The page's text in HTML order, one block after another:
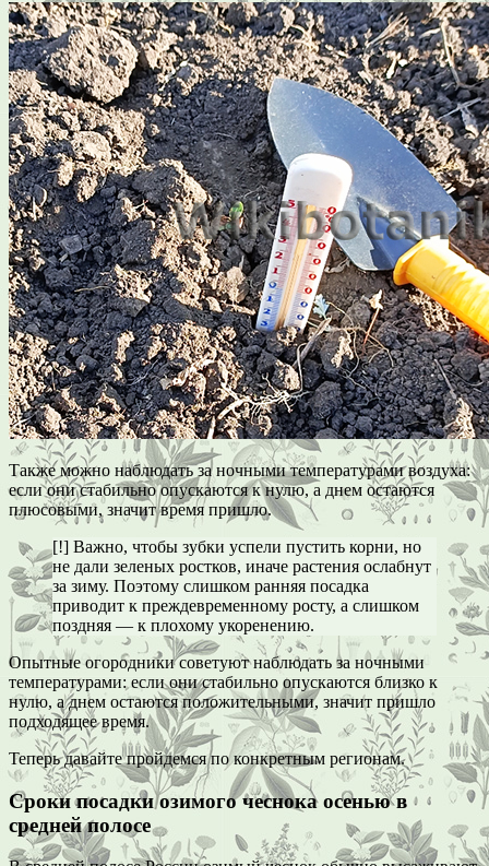
Также можно наблюдать за ночными температурами воздуха:
если они стабильно опускаются к нулю, а днем остаются
плюсовыми, значит время пришло.
[!] Важно, чтобы зубки успели пустить корни, но
не дали зеленых ростков, иначе растения ослабнут
за зиму. Поэтому слишком ранняя посадка
приводит к преждевременному росту, а слишком
поздняя — к плохому укоренению.
Опытные огородники советуют наблюдать за ночными
температурами: если они стабильно опускаются близко к
нулю, а днем остаются положительными, значит пришло
подходящее время.
Теперь давайте пройдемся по конкретным регионам.
Сроки посадки озимого чеснока осенью в
средней полосе